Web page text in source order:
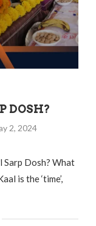
DOSH?
2, 2024
Sarp Dosh? What
is the ‘time’,